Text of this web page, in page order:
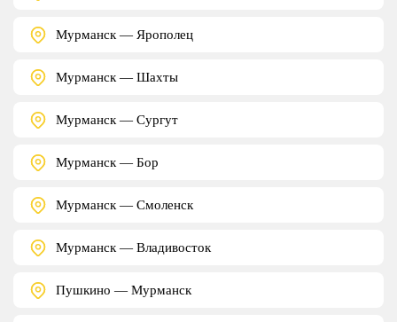
Мурманск — Ярополец
Мурманск — Шахты
Мурманск — Сургут
Мурманск — Бор
Мурманск — Смоленск
Мурманск — Владивосток
Пушкино — Мурманск